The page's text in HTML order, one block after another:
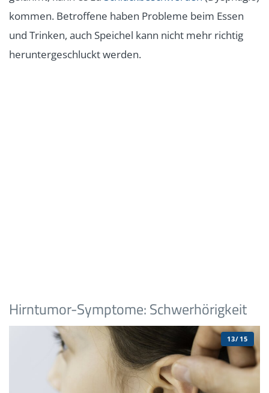
kommen. Betroffene haben Probleme beim Essen
und Trinken, auch Speichel kann nicht mehr richtig
heruntergeschluckt werden.
Hirntumor-Symptome: Schwerhörigkeit
13/15